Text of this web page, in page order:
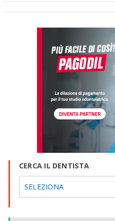
CERCA IL DENTISTA
SELEZIONA